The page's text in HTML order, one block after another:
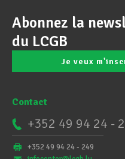
Abonnez la
du LCGB
Je veux
Contact
+352 49 94 24 -
+352 49 94 24 - 249